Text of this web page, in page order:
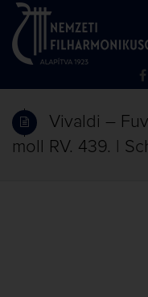
Vivaldi –
moll RV. 439. |